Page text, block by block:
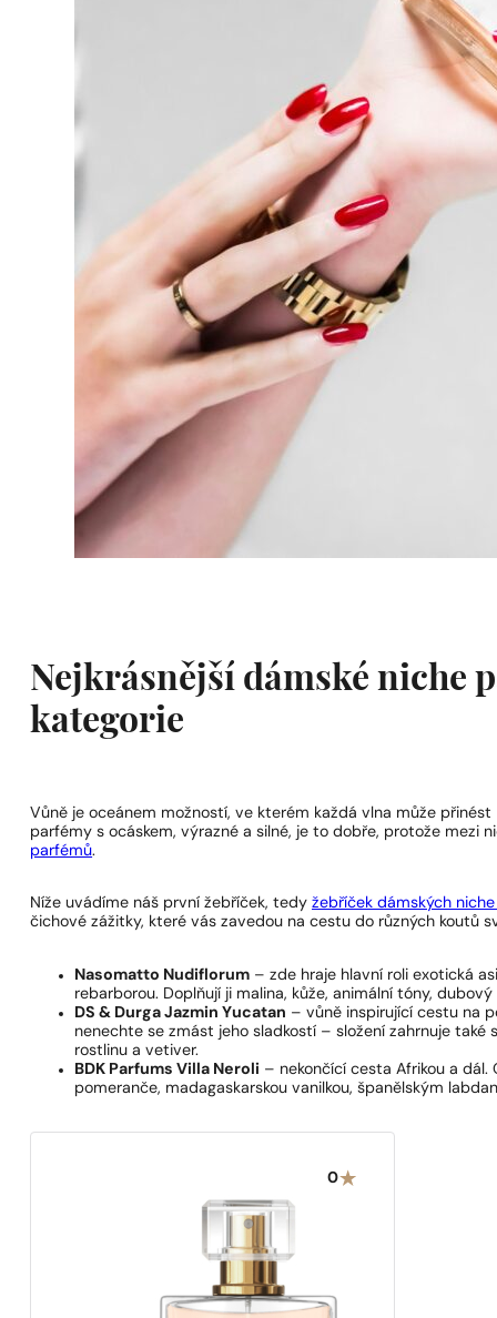
Nejkrásnější dámské niche
kategorie
Vůně je oceánem možností, ve kterém každá vlna může
parfémy s ocáskem, výrazné a silné, je to dobře, protože mezi
parfémů.
Níže uvádíme náš první žebříček, tedyžebříček dámských
čichové zážitky, které vás zavedou na cestu do různých koutů
Nasomatto Nudiflorum – zde hraje hlavní roli exotická
rebarborou. Doplňují ji malina, kůže, animální tóny,
DS & Durga Jazmin Yucatan – vůně inspirující cestu na
nenechte se zmást jeho sladkostí – složení zahrnuje
rostlinu a vetiver.
BDK Parfums Villa Neroli – nekončící cesta Afrikou a
pomeranče, madagaskarskou vanilkou, španělským
0